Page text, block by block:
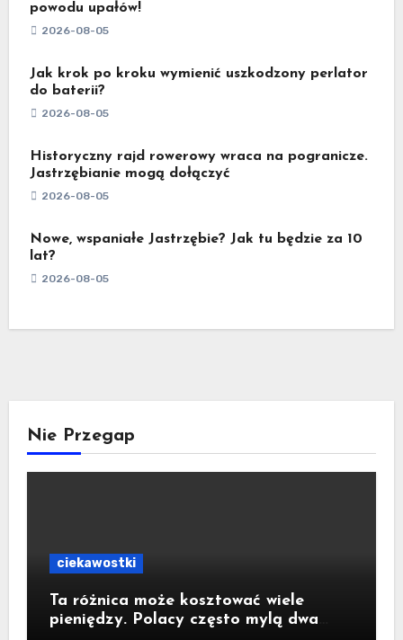
powodu upałów!
2026-08-05
Jak krok po kroku wymienić uszkodzony perlator
do baterii?
2026-08-05
Historyczny rajd rowerowy wraca na pogranicze.
Jastrzębianie mogą dołączyć
2026-08-05
Nowe, wspaniałe Jastrzębie? Jak tu będzie za 10
lat?
2026-08-05
Nie Przegap
ciekawostki
Ta różnica może kosztować wiele
pieniędzy. Polacy często mylą dwa